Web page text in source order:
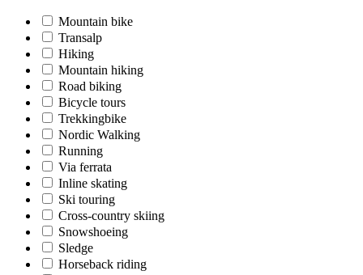
Mountain bike
Transalp
Hiking
Mountain hiking
Road biking
Bicycle tours
Trekkingbike
Nordic Walking
Running
Via ferrata
Inline skating
Ski touring
Cross-country skiing
Snowshoeing
Sledge
Horseback riding